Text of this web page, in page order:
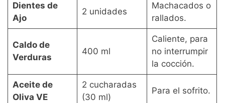
Dientes de
Ajo
2 unidades
Machacados o
rallados.
Caldo de
Verduras
400 ml
Caliente, para
no interrumpir
la cocción.
Aceite de
Oliva VE
2 cucharadas
(30 ml)
Para el sofrito.